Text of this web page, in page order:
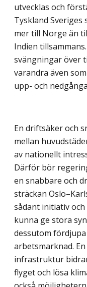
utvecklas och
Tyskland
mer till Norge än
Indien
svängningar över
varandra även
upp- och
En driftsäker och
mellan
av nationellt
Därför bör
en snabbare och
sträckan
sådant initiativ
kunna ge stora
dessutom
arbetsmarknad.
infrastruktur
flyget och lösa